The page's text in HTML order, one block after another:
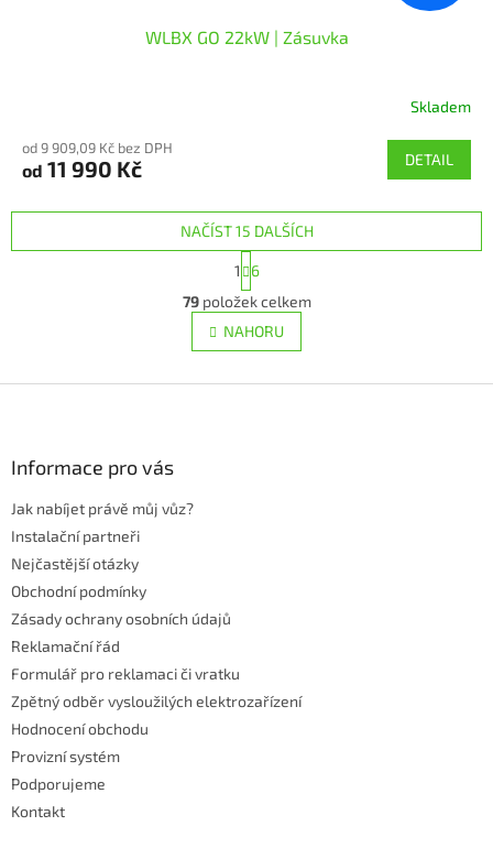
WLBX GO 22kW | Zásuvka
produktu
je
z
hvězdiček.
Skladem
od 9 909,09 Kč bez DPH
od 11 990 Kč DETAIL
O
v
l
á
NAČÍST 15 DALŠÍCH
S
t
r
á
n
k
v
1
6
79položek celkem
NAHORU
Informace pro vás
Jak nabíjet právě můj vůz?
Instalační partneři
Nejčastější otázky
Obchodní podmínky
Zásady ochrany osobních údajů
Reklamační řád
Formulář pro reklamaci či vratku
Zpětný odběr vysloužilých elektrozařízení
Hodnocení obchodu
Provizní systém
Podporujeme
Kontakt